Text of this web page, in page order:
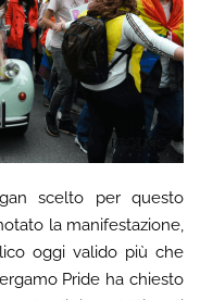
scelto per questo
la manifestazione,
oggi valido più che
Pride ha chiesto